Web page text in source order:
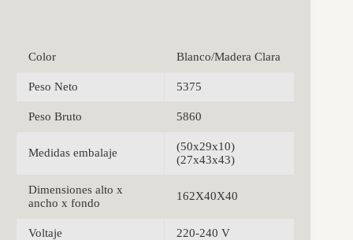
Color Blanco/Madera Clara
Peso Neto 5375
Peso Bruto 5860
Medidas embalaje
(50x29x10)
(27x43x43)
Dimensiones alto x
ancho x fondo
162X40X40
Voltaje 220-240 V